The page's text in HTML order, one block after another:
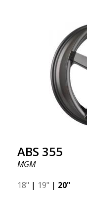
ABS 355
MGM
18" | 19" | 20"